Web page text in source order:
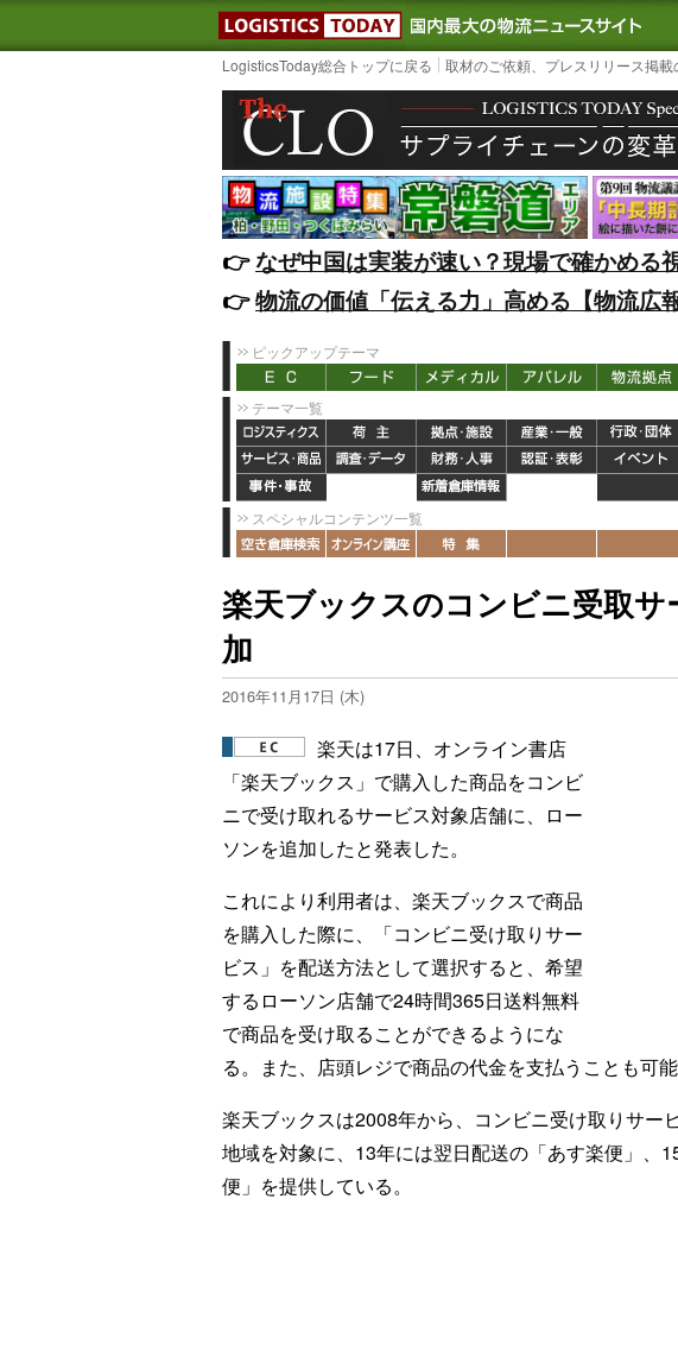
LOGISTICS TODAY｜国内最大
LogisticsToday総合トップに戻る 取材のご依頼、プレスリリース掲載
👉️なぜ中国は実装が速い？現場で確かめる
👉️物流の価値「伝える力」高める【物流広
ピックアップテーマ
テーマ一覧
スペシャルコンテンツ一覧
楽天ブックスのコンビニ受取
加
2016年11月17日 (木)
楽天は17日、オンライン書店
「楽天ブックス」で購入した商品をコンビ
ニで受け取れるサービス対象店舗に、ロー
ソンを追加したと発表した。
これにより利用者は、楽天ブックスで商品
を購入した際に、「コンビニ受け取りサー
ビス」を配送方法として選択すると、希望
するローソン店舗で24時間365日送料無料
で商品を受け取ることができるようにな
る。また、店頭レジで商品の代金を支払うことも可能
楽天ブックスは2008年から、コンビニ受け取りサー
地域を対象に、13年には翌日配送の「あす楽便」、
便」を提供している。